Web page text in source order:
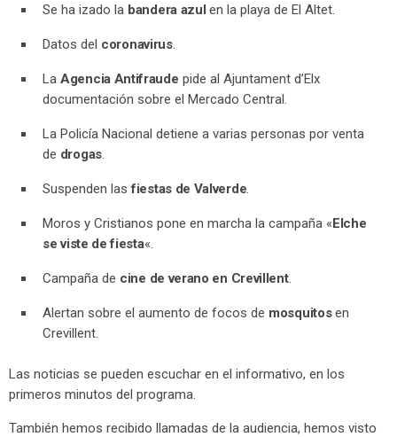
Se ha izado la bandera azulen la playa de El Altet.
Datos del coronavirus.
La Agencia Antifraude pide al Ajuntament d’Elx
documentación sobre el Mercado Central.
La Policía Nacional detiene a varias personas por venta
de drogas.
Suspenden lasfiestas de Valverde
Moros y Cristianos pone en marcha la campaña «Elche
se viste de fiesta«.
Campaña de cine de verano en Crevillent.
Alertan sobre el aumento de focos de mosquitosen
Crevillent.
Las noticias se pueden escuchar en el informativo, en los
primeros minutos del programa.
También hemos recibido llamadas de la audiencia, hemos visto